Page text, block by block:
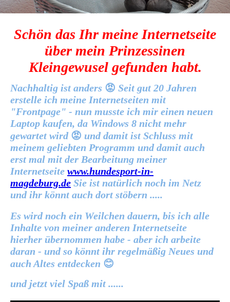
Schön das Ihr meine Internetseite
über mein Prinzessinen
Kleingewusel gefunden habt.
Nachhaltig ist anders 😡 Seit gut 20 Jahren
erstelle ich meine Internetseiten mit
"Frontpage" - nun musste ich mir einen neuen
Laptop kaufen, da Windows 8 nicht mehr
gewartet wird 😡 und damit ist Schluss mit
meinem geliebten Programm und damit auch
erst mal mit der Bearbeitung meiner
Internetseite www.hundesport-in-
magdeburg.de Sie ist natürlich noch im Netz
und ihr könnt auch dort stöbern .....
Es wird noch ein Weilchen dauern, bis ich alle
Inhalte von meiner anderen Internetseite
hierher übernommen habe - aber ich arbeite
daran - und so könnt ihr regelmäßig Neues und
auch Altes entdecken 😊
und jetzt viel Spaß mit ......